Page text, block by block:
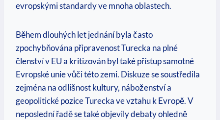
evropskými standardy ve mnoha oblastech.
Během dlouhých let jednání byla často
zpochybňována připravenost Turecka na plné
členství v EU a kritizován byl také přístup samotné
Evropské unie vůči této zemi. Diskuze se soustředila
zejména na odlišnost kultury, náboženství a
geopolitické pozice Turecka ve vztahu k Evropě. V
neposlední řadě se také objevily debaty ohledně